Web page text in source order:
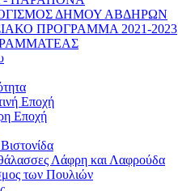
ΔΗΜΟΥ ΑΒΔΗΡΩΝ
ΠΡΟΓΡΑΜΜΑ 2021-2023
Εποχή
Εποχή
Λάφρη και Λαφρούδα
των Πουλιών